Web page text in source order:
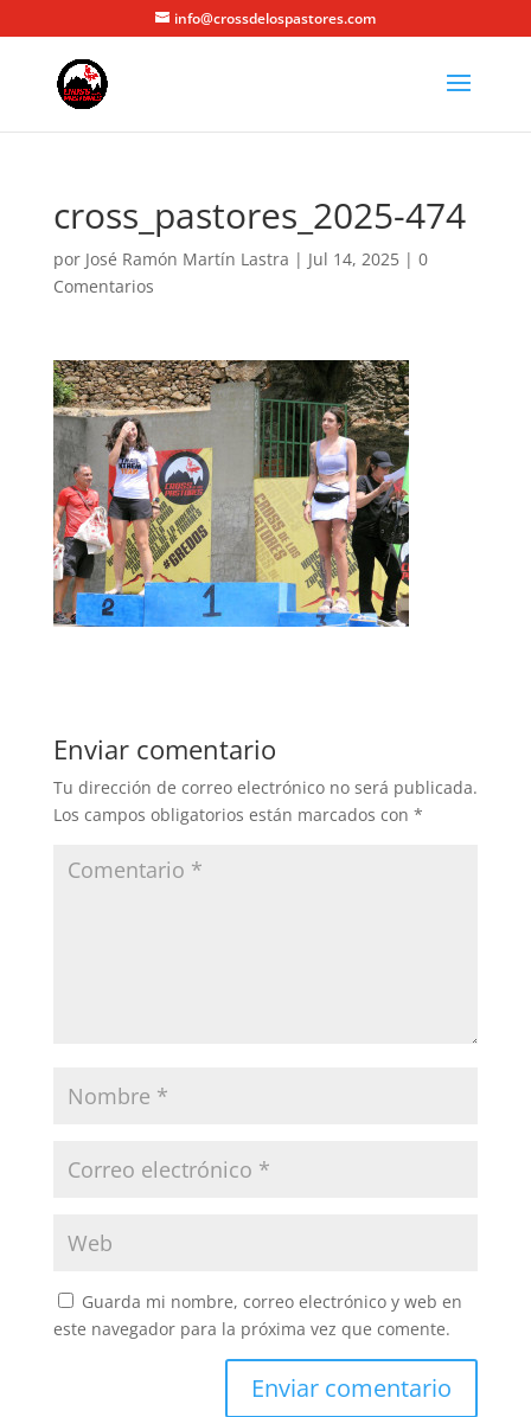
info@crossdelospastores.com
cross_pastores_2025-474
por José Ramón Martín Lastra | Jul 14, 2025| 0
Comentarios
Enviar comentario
Tu dirección de correo electrónico no será publicada.
Los campos obligatorios están marcados con *
Guarda mi nombre, correo electrónico y web en
este navegador para la próxima vez que comente.